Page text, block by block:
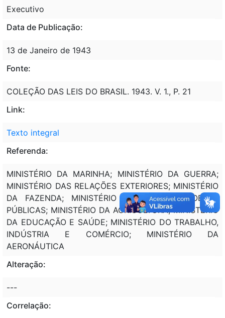
Executivo
Data de Publicação:
13 de Janeiro de 1943
Fonte:
COLEÇÃO DAS LEIS DO BRASIL. 1943. V. 1., P. 21
Link:
Texto integral
Referenda:
MINISTÉRIO DA MARINHA; MINISTÉRIO DA GUERRA;
MINISTÉRIO DAS RELAÇÕES EXTERIORES; MINISTÉRIO
DA FAZENDA; MINISTÉRIO DA VIAÇÃO E OBRAS
PÚBLICAS; MINISTÉRIO DA AGRICULTURA; MINISTÉRIO
DA EDUCAÇÃO E SAÚDE; MINISTÉRIO DO TRABALHO,
INDÚSTRIA E COMÉRCIO; MINISTÉRIO DA
AERONÁUTICA
Alteração:
---
Correlação: